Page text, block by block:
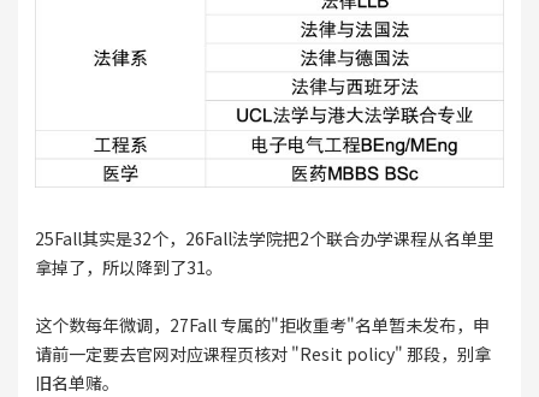
25Fall其实是32个，26Fall法学院把2个联合办学课程从名单里
拿掉了，所以降到了31。
这个数每年微调，27Fall 专属的"拒收重考"名单暂未发布，申
请前一定要去官网对应课程页核对 "Resit policy" 那段，别拿
旧名单赌。